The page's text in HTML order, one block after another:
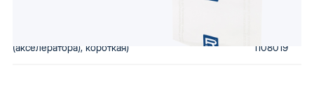
(акселератора), короткая)
1108019